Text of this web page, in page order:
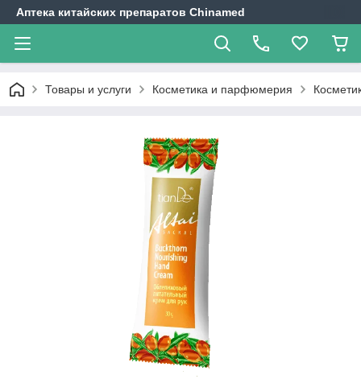
Аптека китайских препаратов Chinamed
Товары и услуги Косметика и парфюмерия